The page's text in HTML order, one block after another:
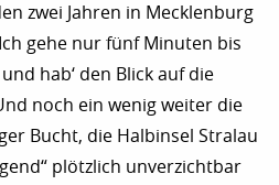
zwei Jahren in Mecklenburg
gehe nur fünf Minuten bis
hab‘ den Blick auf die
noch ein wenig weiter die
Bucht, die Halbinsel Stralau
plötzlich unverzichtbar